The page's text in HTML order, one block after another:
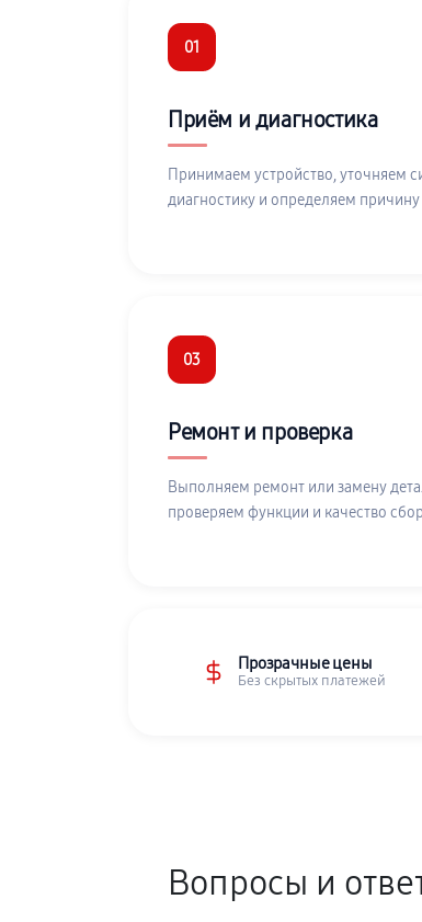
01
Приём и диагностика
Принимаем устройство, уточняем
диагностику и определяем
03
Ремонт и проверка
Выполняем ремонт или замену
проверяем функции и качество
Прозрачные цены
Без скрытых платежей
Вопросы и